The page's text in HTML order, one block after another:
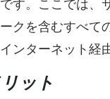
です。ここでは、
クを含むすべて
ンターネット経
ット